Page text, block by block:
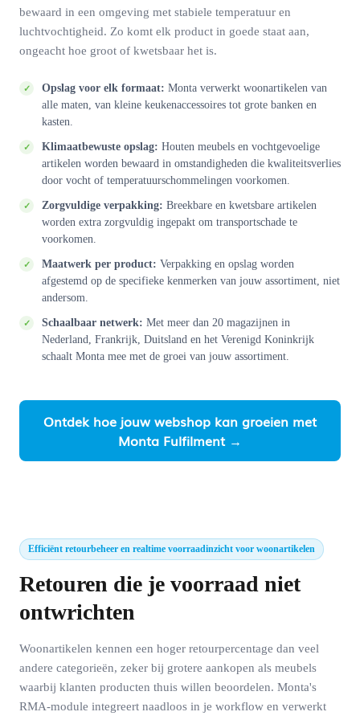
bewaard in een omgeving met stabiele temperatuur en
luchtvochtigheid. Zo komt elk product in goede staat aan,
ongeacht hoe groot of kwetsbaar het is.
Opslag voor elk formaat: Monta verwerkt woonartikelen van
alle maten, van kleine keukenaccessoires tot grote banken en
kasten.
Klimaatbewuste opslag: Houten meubels en vochtgevoelige
artikelen worden bewaard in omstandigheden die kwaliteitsverlies
door vocht of temperatuurschommelingen voorkomen.
Zorgvuldige verpakking: Breekbare en kwetsbare artikelen
worden extra zorgvuldig ingepakt om transportschade te
voorkomen.
Maatwerk per product: Verpakking en opslag worden
afgestemd op de specifieke kenmerken van jouw assortiment, niet
andersom.
Schaalbaar netwerk: Met meer dan 20 magazijnen in
Nederland, Frankrijk, Duitsland en het Verenigd Koninkrijk
schaalt Monta mee met de groei van jouw assortiment.
Ontdek hoe jouw webshop kan groeien met
Monta Fulfilment →
Efficiënt retourbeheer en realtime voorraadinzicht voor woonartikelen
Retouren die je voorraad niet
ontwrichten
Woonartikelen kennen een hoger retourpercentage dan veel
andere categorieën, zeker bij grotere aankopen als meubels
waarbij klanten producten thuis willen beoordelen. Monta's
RMA-module integreert naadloos in je workflow en verwerkt